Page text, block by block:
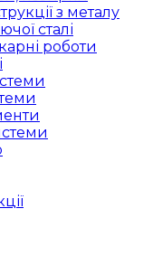
з металу
сталі
роботи